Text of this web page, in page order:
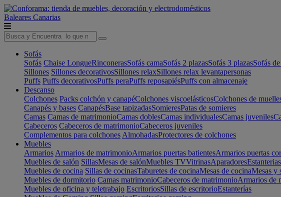
Baleares Canarias
Sofás
Sofás Chaise LongueRinconerasSofás camaSofás 2 plazasSofás 3 plazasSofás
Sillones Sillones decorativosSillones relaxSillones relax levantapersonas
Puffs Puffs decorativosPuffs peraPuffs reposapiésPuffs con almacenaje
Descanso
Colchones Packs colchón y canapéColchones viscoelásticosColchones de
Canapés y bases CanapésBase tapizadasSomieresPatas de somieres
Camas Camas de matrimonioCamas doblesCamas individualesCamas juveniles
Cabeceros Cabeceros de matrimonioCabeceros juveniles
Complementos para colchones AlmohadasProtectores de colchones
Muebles
Armarios Armarios de matrimonioArmarios puertas batientesArmarios puertas
Muebles de salón SillasMesas de salónMuebles TVVitrinasAparadoresEstanterias
Muebles de cocina Sillas de cocinasTaburetes de cocinaMesas de cocinaMesas y
Muebles de dormitorio Camas matrimonioCabeceros de matrimonioArmarios de
Muebles de oficina y teletrabajo EscritoriosSillas de escritorioEstanterías